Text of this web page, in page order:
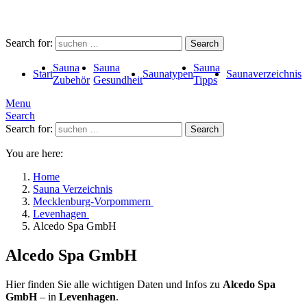
Search for: Search
Start
Sauna
Zubehör
Sauna
Gesundheit
Saunatypen
Sauna
Tipps
Saunaverzeichnis
Menu
Search
Search for:
Search
You are here:
Home
Sauna Verzeichnis
Mecklenburg-Vorpommern
Levenhagen
Alcedo Spa GmbH
Alcedo Spa GmbH
Hier finden Sie alle wichtigen Daten und Infos zu Alcedo Spa
GmbH– in Levenhagen.